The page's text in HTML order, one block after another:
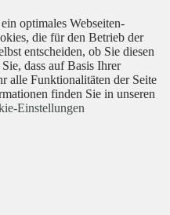
optimales Webseiten-
die für den Betrieb der
entscheiden, ob Sie diesen
dass auf Basis Ihrer
alle Funktionalitäten der Seite
finden Sie in unseren
Einstellungen